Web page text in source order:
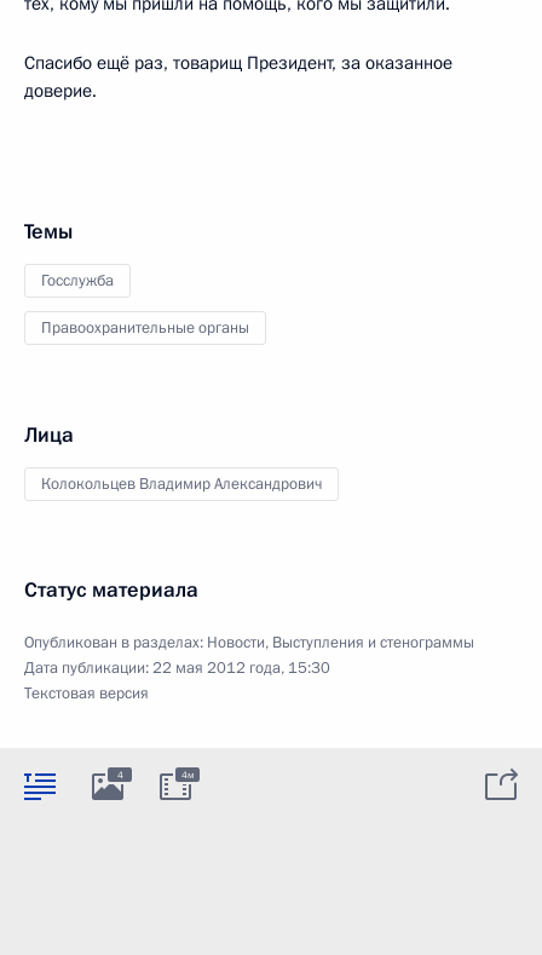
Спасибо ещё раз, товарищ Президент, за оказанное
доверие.
Темы
Госслужба
Правоохранительные органы
Лица
Колокольцев Владимир Александрович
Статус материала
Опубликован в разделах: Новости, Выступления и стенограммы
Дата публикации:22 мая 2012 года, 15:30
Текстовая версия
4 4м